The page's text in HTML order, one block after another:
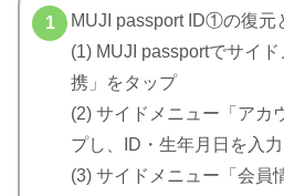
MUJI passport ID①の復元
(1) MUJI passportでサイ
携」をタップ
(2) サイドメニュー「アカ
プし、ID・生年月日を入力
(3) サイドメニュー「会員